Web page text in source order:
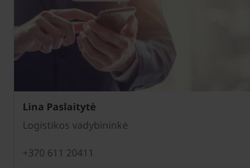
Lina Paslaitytė
Logistikos vadybininkė
+370 611 20411